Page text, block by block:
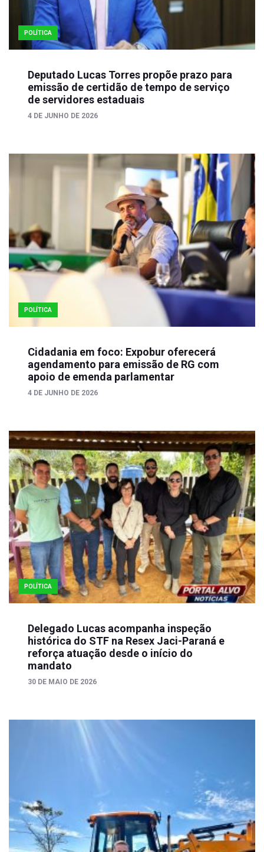
POLÍTICA
Deputado Lucas Torres propõe prazo para
emissão de certidão de tempo de serviço
de servidores estaduais
4 DE JUNHO DE 2026
POLÍTICA
Cidadania em foco: Expobur oferecerá
agendamento para emissão de RG com
apoio de emenda parlamentar
4 DE JUNHO DE 2026
POLÍTICA
Delegado Lucas acompanha inspeção
histórica do STF na Resex Jaci-Paraná e
reforça atuação desde o início do
mandato
30 DE MAIO DE 2026